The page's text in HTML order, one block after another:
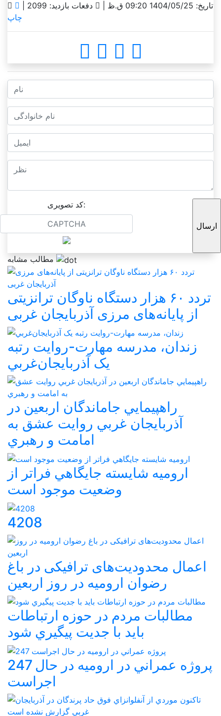
تاریخ: 1404/05/25 09:20 ق.ظ |
دفعات بازدید: 2099 |
چاپ
کد تصویری:
تردد ۶۰ هزار دستگاه ناوگان ترانزیتی
از پایانه‌های مرزی آذربایجان ‌غربی
زندان، مدرسه مهارت-روايت رتبه
يک آذربايجان‌غربي
راهپيمايي جاماندگان اربعين در
آذربايجان غربي روايت عشق به
امامت و رهبري
اروميه شايسته جايگاهي فراتر از
وضعيت موجود است
4208
اعمال محدودیت‌های ترافیکی در باغ
رضوان ارومیه در روز اربعین
مطالبات مردم در حوزه ارتباطات
بايد با جديت پيگيري شود
247 پروژه عمراني در اروميه در حال
اجراست